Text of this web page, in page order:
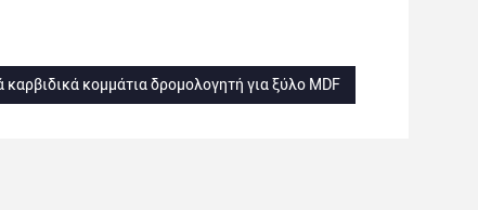
καρβιδικά κομμάτια δρομολογητή για ξύλο MDF